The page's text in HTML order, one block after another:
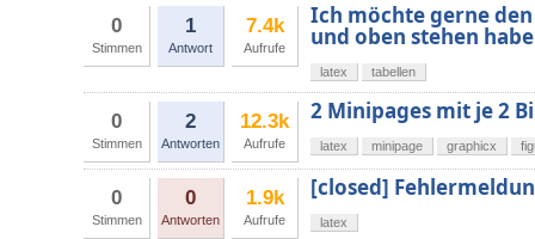
0
Stimmen
1
Antwort
7.4k
Aufrufe
Ich möchte gerne
und oben stehen
latex tabellen
0
Stimmen
2
Antworten
12.3k
Aufrufe
2 Minipages mit je 2
latex minipage graphicx
0
Stimmen
0
Antworten
1.9k
Aufrufe
[closed]
latex